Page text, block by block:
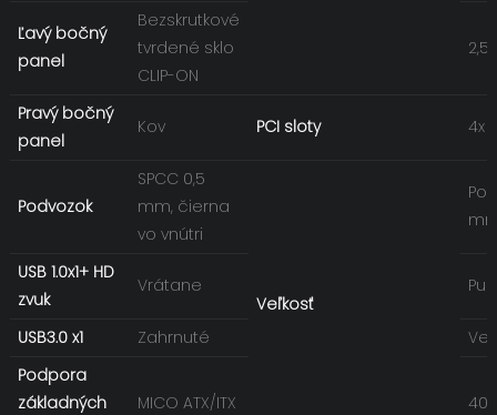
Ľavý bočný
panel
Bezskrutkové
tvrdené sklo
CLIP-ON
Pravý bočný
panel
Kov PCI sloty 4x
Podvozok
SPCC 0,5
mm, čierna
vo vnútri
Veľkosť
USB 1.0x1+ HD
zvuk
Vrátane
USB3.0 x1 Zahrnuté
Podpora
základných
MICO ATX/ITX